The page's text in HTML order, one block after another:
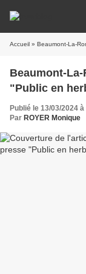
Accueil » Beaumont-La-
Beaumont-
"Public en
Publié le 13/03/2024
Par ROYER Monique